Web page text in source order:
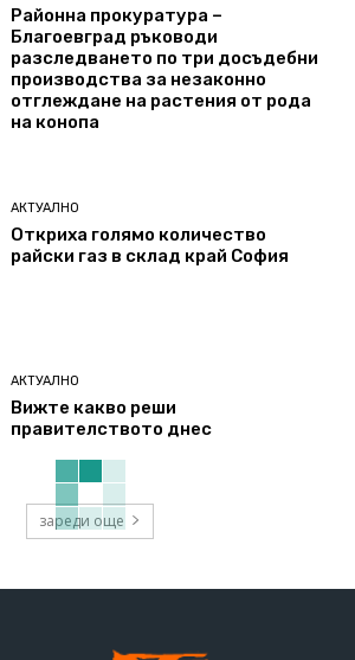
Районна прокуратура –
Благоевград ръководи
разследването по три досъдебни
производства за незаконно
отглеждане на растения от рода
на конопа
АКТУАЛНО
Откриха голямо количество
райски газ в склад край София
АКТУАЛНО
Вижте какво реши
правителството днес
зареди още